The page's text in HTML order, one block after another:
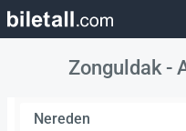
Zonguldak -
Nereden